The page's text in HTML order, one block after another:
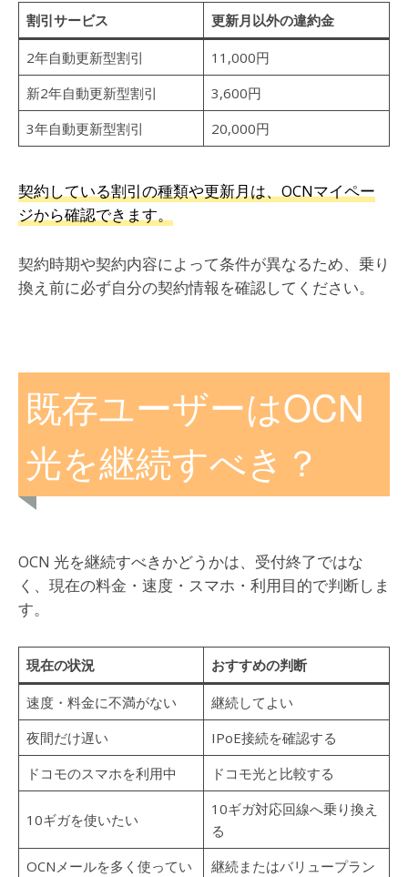
割引サービス 更新月以外の違約金
2年自動更新型割引
11,000円
新2年自動更新型割引
3,600円
3年自動更新型割引
20,000円
契約している割引の種類や更新月は、OCNマイペー
ジから確認できます。
契約時期や契約内容によって条件が異なるため、乗り
換え前に必ず自分の契約情報を確認してください。
既存ユーザーはOCN
光を継続すべき？
OCN 光を継続すべきかどうかは、受付終了ではな
く、現在の料金・速度・スマホ・利用目的で判断しま
す。
現在の状況 おすすめの判断
速度・料金に不満がない
継続してよい
夜間だけ遅い
IPoE接続を確認する
ドコモのスマホを利用中
ドコモ光と比較する
10ギガを使いたい
10ギガ対応回線へ乗り換え
る
OCNメールを多く使ってい
継続またはバリュープラン